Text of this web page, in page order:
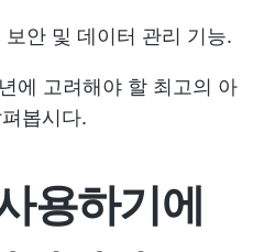
안 및 데이터 관리 기능.
에 고려해야 할 최고의 아
봅시다.
용하기에